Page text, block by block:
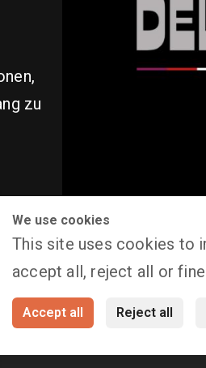
zu
Terms &
We use cookies
This site uses cookies to
accept all, reject all or
Accept all Reject all